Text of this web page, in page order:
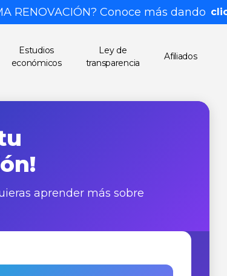
RENOVACIÓN? Conoce más dando
Estudios
económicos
Ley de
transparencia
Afiliados
aprender más sobre